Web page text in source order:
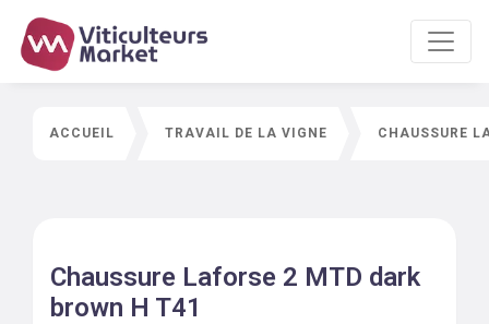
ACCUEIL TRAVAIL DE LA VIGNE CHAUSSURE
Chaussure Laforse 2 MTD dark
brown H T41